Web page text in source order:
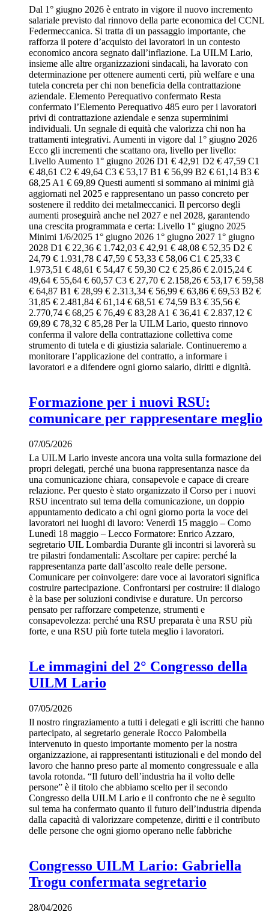
Dal 1° giugno 2026 è entrato in vigore il nuovo incremento
salariale previsto dal rinnovo della parte economica del CCNL
Federmeccanica. Si tratta di un passaggio importante, che
rafforza il potere d’acquisto dei lavoratori in un contesto
economico ancora segnato dall’inflazione. La UILM Lario,
insieme alle altre organizzazioni sindacali, ha lavorato con
determinazione per ottenere aumenti certi, più welfare e una
tutela concreta per chi non beneficia della contrattazione
aziendale. Elemento Perequativo confermato Resta
confermato l’Elemento Perequativo 485 euro per i lavoratori
privi di contrattazione aziendale e senza superminimi
individuali. Un segnale di equità che valorizza chi non ha
trattamenti integrativi. Aumenti in vigore dal 1° giugno 2026
Ecco gli incrementi che scattano ora, livello per livello:
Livello Aumento 1° giugno 2026 D1 € 42,91 D2 € 47,59 C1
€ 48,61 C2 € 49,64 C3 € 53,17 B1 € 56,99 B2 € 61,14 B3 €
68,25 A1 € 69,89 Questi aumenti si sommano ai minimi già
aggiornati nel 2025 e rappresentano un passo concreto per
sostenere il reddito dei metalmeccanici. Il percorso degli
aumenti proseguirà anche nel 2027 e nel 2028, garantendo
una crescita programmata e certa: Livello 1° giugno 2025
Minimi 1/6/2025 1° giugno 2026 1° giugno 2027 1° giugno
2028 D1 € 22,36 € 1.742,03 € 42,91 € 48,08 € 52,35 D2 €
24,79 € 1.931,78 € 47,59 € 53,33 € 58,06 C1 € 25,33 €
1.973,51 € 48,61 € 54,47 € 59,30 C2 € 25,86 € 2.015,24 €
49,64 € 55,64 € 60,57 C3 € 27,70 € 2.158,26 € 53,17 € 59,58
€ 64,87 B1 € 28,99 € 2.313,34 € 56,99 € 63,86 € 69,53 B2 €
31,85 € 2.481,84 € 61,14 € 68,51 € 74,59 B3 € 35,56 €
2.770,74 € 68,25 € 76,49 € 83,28 A1 € 36,41 € 2.837,12 €
69,89 € 78,32 € 85,28 Per la UILM Lario, questo rinnovo
conferma il valore della contrattazione collettiva come
strumento di tutela e di giustizia salariale. Continueremo a
monitorare l’applicazione del contratto, a informare i
lavoratori e a difendere ogni giorno salario, diritti e dignità.
Formazione per i nuovi RSU:
comunicare per rappresentare meglio
07/05/2026
La UILM Lario investe ancora una volta sulla formazione dei
propri delegati, perché una buona rappresentanza nasce da
una comunicazione chiara, consapevole e capace di creare
relazione. Per questo è stato organizzato il Corso per i nuovi
RSU incentrato sul tema della comunicazione, un doppio
appuntamento dedicato a chi ogni giorno porta la voce dei
lavoratori nei luoghi di lavoro: Venerdì 15 maggio – Como
Lunedì 18 maggio – Lecco Formatore: Enrico Azzaro,
segretario UIL Lombardia Durante gli incontri si lavorerà su
tre pilastri fondamentali: Ascoltare per capire: perché la
rappresentanza parte dall’ascolto reale delle persone.
Comunicare per coinvolgere: dare voce ai lavoratori significa
costruire partecipazione. Confrontarsi per costruire: il dialogo
è la base per soluzioni condivise e durature. Un percorso
pensato per rafforzare competenze, strumenti e
consapevolezza: perché una RSU preparata è una RSU più
forte, e una RSU più forte tutela meglio i lavoratori.
Le immagini del 2° Congresso della
UILM Lario
07/05/2026
Il nostro ringraziamento a tutti i delegati e gli iscritti che hanno
partecipato, al segretario generale Rocco Palombella
intervenuto in questo importante momento per la nostra
organizzazione, ai rappresentanti istituzionali e del mondo del
lavoro che hanno preso parte al momento congressuale e alla
tavola rotonda. “Il futuro dell’industria ha il volto delle
persone” è il titolo che abbiamo scelto per il secondo
Congresso della UILM Lario e il confronto che ne è seguito
sul tema ha confermato quanto il futuro dell’industria dipenda
dalla capacità di valorizzare competenze, diritti e il contributo
delle persone che ogni giorno operano nelle fabbriche
Congresso UILM Lario: Gabriella
Trogu confermata segretario
28/04/2026